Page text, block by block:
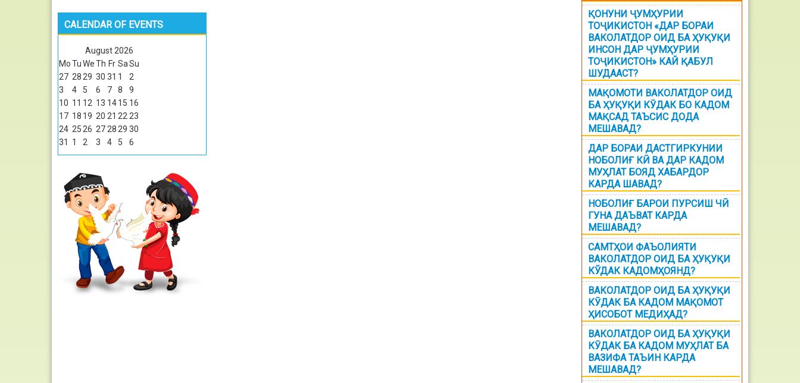
CALENDAR OF EVENTS
August 2026
MoTuWeTh Fr SaSu
27 28 29 30 31 1
2
3
4 5 6 7 8
9
10 11 12 13 1415 16
17 18 19 20 21 22 23
24 25 26 27 28 29 30
31
1 2 3 4 5 6
ҚОНУНИ ҶУМҲУРИИ
ТОҶИКИСТОН «ДАР БОРАИ
ВАКОЛАТДОР ОИД БА ҲУҚУҚИ
ИНСОН ДАР ҶУМҲУРИИ
ТОҶИКИСТОН» КАЙ ҚАБУЛ
ШУДААСТ?
МАҚОМОТИ ВАКОЛАТДОР ОИД
БА ҲУҚУҚИ КӮДАК БО КАДОМ
МАҚСАД ТАЪСИС ДОДА
МЕШАВАД?
ДАР БОРАИ ДАСТГИРКУНИИ
НОБОЛИҒ КӢ ВА ДАР КАДОМ
МУҲЛАТ БОЯД ХАБАРДОР
КАРДА ШАВАД?
НОБОЛИҒ БАРОИ ПУРСИШ ЧӢ
ГУНА ДАЪВАТ КАРДА
МЕШАВАД?
САМТҲОИ ФАЪОЛИЯТИ
ВАКОЛАТДОР ОИД БА ҲУҚУҚИ
КЎДАК КАДОМҲОЯНД?
ВАКОЛАТДОР ОИД БА ҲУҚУҚИ
КӮДАК БА КАДОМ МАҚОМОТ
ҲИСОБОТ МЕДИҲАД?
ВАКОЛАТДОР ОИД БА ҲУҚУҚИ
КӮДАК БА КАДОМ МУҲЛАТ БА
ВАЗИФА ТАЪИН КАРДА
МЕШАВАД?